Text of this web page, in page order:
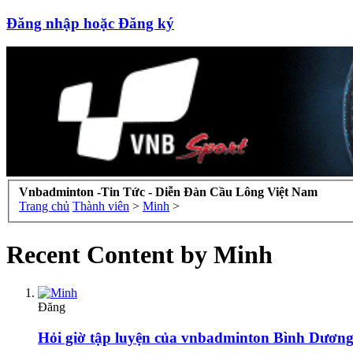
Đăng nhập hoặc Đăng ký
Vnbadminton -Tin Tức - Diễn Đàn Cầu Lông Việt Nam
Trang chủ Thành viên > Minh >
Recent Content by Minh
Đăng
Hỏi giờ tập luyện của vnbadminton Bình Dương